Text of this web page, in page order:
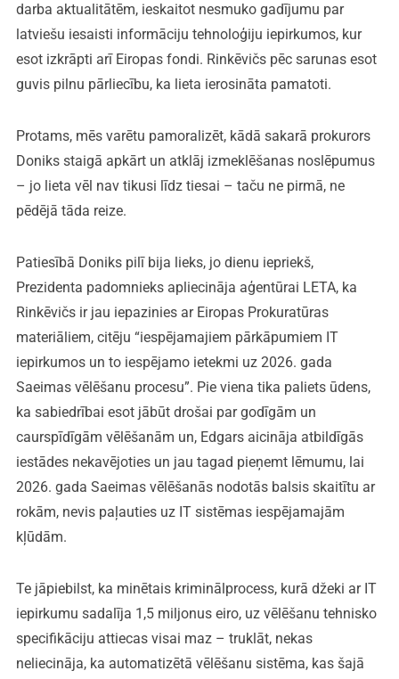
darba aktualitātēm, ieskaitot nesmuko gadījumu par
latviešu iesaisti informāciju tehnoloģiju iepirkumos, kur
esot izkrāpti arī Eiropas fondi. Rinkēvičs pēc sarunas esot
guvis pilnu pārliecību, ka lieta ierosināta pamatoti.
Protams, mēs varētu pamoralizēt, kādā sakarā prokurors
Doniks staigā apkārt un atklāj izmeklēšanas noslēpumus
– jo lieta vēl nav tikusi līdz tiesai – taču ne pirmā, ne
pēdējā tāda reize.
Patiesībā Doniks pilī bija lieks, jo dienu iepriekš,
Prezidenta padomnieks apliecināja aģentūrai LETA, ka
Rinkēvičs ir jau iepazinies ar Eiropas Prokuratūras
materiāliem, citēju “iespējamajiem pārkāpumiem IT
iepirkumos un to iespējamo ietekmi uz 2026. gada
Saeimas vēlēšanu procesu”. Pie viena tika paliets ūdens,
ka sabiedrībai esot jābūt drošai par godīgām un
caurspīdīgām vēlēšanām un, Edgars aicināja atbildīgās
iestādes nekavējoties un jau tagad pieņemt lēmumu, lai
2026. gada Saeimas vēlēšanās nodotās balsis skaitītu ar
rokām, nevis paļauties uz IT sistēmas iespējamajām
kļūdām.
Te jāpiebilst, ka minētais kriminālprocess, kurā džeki ar IT
iepirkumu sadalīja 1,5 miljonus eiro, uz vēlēšanu tehnisko
specifikāciju attiecas visai maz – truklāt, nekas
neliecināja, ka automatizētā vēlēšanu sistēma, kas šajā